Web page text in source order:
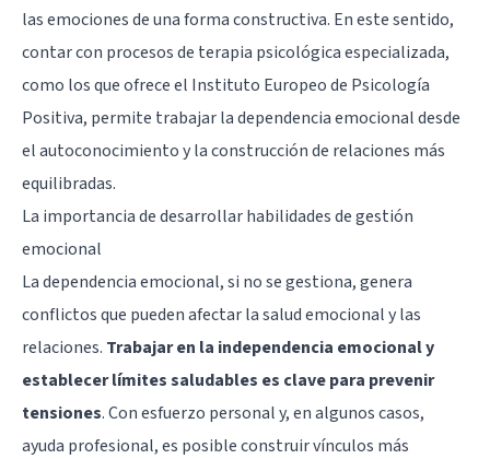
las emociones de una forma constructiva. En este sentido,
contar con procesos de terapia psicológica especializada,
como los que ofrece el Instituto Europeo de Psicología
Positiva, permite trabajar la dependencia emocional desde
el autoconocimiento y la construcción de relaciones más
equilibradas.
La importancia de desarrollar habilidades de gestión
emocional
La dependencia emocional, si no se gestiona, genera
conflictos que pueden afectar la salud emocional y las
relaciones. Trabajar en la independencia emocional y
establecer límites saludables es clave para prevenir
tensiones. Con esfuerzo personal y, en algunos casos,
ayuda profesional, es posible construir vínculos más